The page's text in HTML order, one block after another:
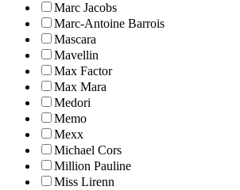
Marc Jacobs
Marc-Antoine Barrois
Mascara
Mavellin
Max Factor
Max Mara
Medori
Memo
Mexx
Michael Cors
Million Pauline
Miss Lirenn